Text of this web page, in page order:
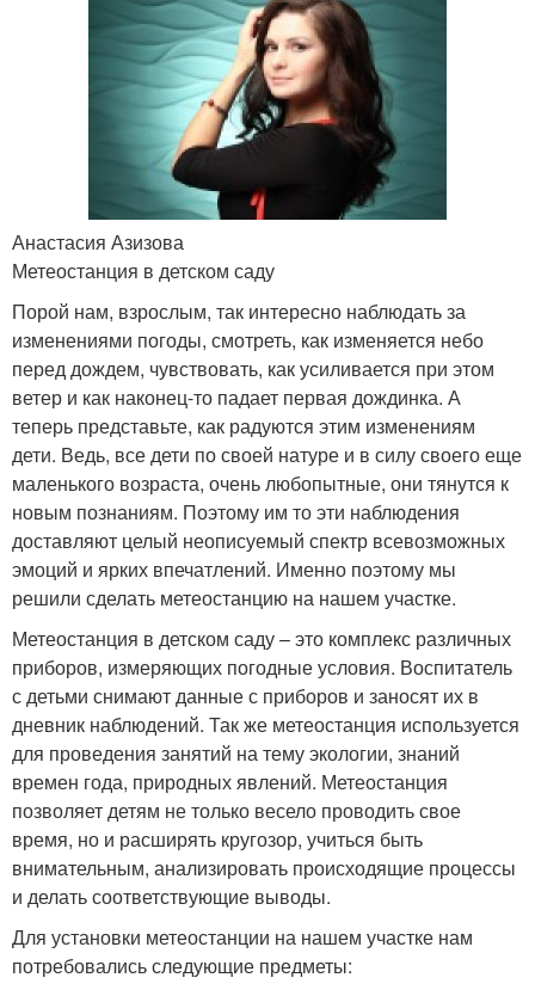
Анастасия Азизова
Метеостанция в детском саду
Порой нам, взрослым, так интересно наблюдать за
изменениями погоды, смотреть, как изменяется небо
перед дождем, чувствовать, как усиливается при этом
ветер и как наконец-то падает первая дождинка. А
теперь представьте, как радуются этим изменениям
дети. Ведь, все дети по своей натуре и в силу своего еще
маленького возраста, очень любопытные, они тянутся к
новым познаниям. Поэтому им то эти наблюдения
доставляют целый неописуемый спектр всевозможных
эмоций и ярких впечатлений. Именно поэтому мы
решили сделать метеостанцию на нашем участке.
Метеостанция в детском саду – это комплекс различных
приборов, измеряющих погодные условия. Воспитатель
с детьми снимают данные с приборов и заносят их в
дневник наблюдений. Так же метеостанция используется
для проведения занятий на тему экологии, знаний
времен года, природных явлений. Метеостанция
позволяет детям не только весело проводить свое
время, но и расширять кругозор, учиться быть
внимательным, анализировать происходящие процессы
и делать соответствующие выводы.
Для установки метеостанции на нашем участке нам
потребовались следующие предметы: